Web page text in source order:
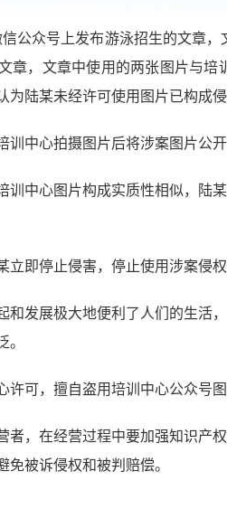
公众号上发布游泳招生的文章
章，文章中使用的两张图片与
为陆某未经许可使用图片已构成
训中心拍摄图片后将涉案图片公
训中心图片构成实质性相似，陆
立即停止侵害，停止使用涉案侵
和发展极大地便利了人们的生活
。
许可，擅自盗用培训中心公众号
者，在经营过程中要加强知识产
被诉侵权和被判赔偿。